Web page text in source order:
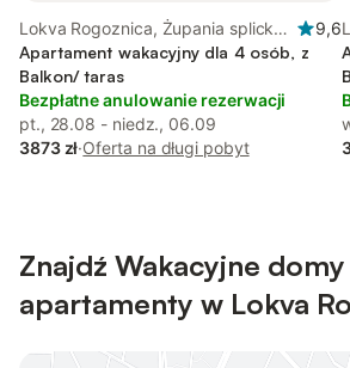
Lokva Rogoznica, Żupania splicko-
dalmatyńska
9,6
Apartament wakacyjny dla 4 osób, z
Balkon/ taras
Bezpłatne anulowanie rezerwacji
pt., 28.08 - niedz., 06.09
3873 zł·Oferta na długi pobyt
Znajdź Wakacyjne domy
apartamenty w Lokva